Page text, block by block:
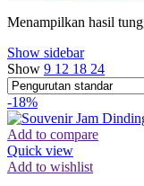
Menampilkan hasil
Show sidebar
Show 9 12 18 24
-18%
Add to compare
Quick view
Add to wishlist